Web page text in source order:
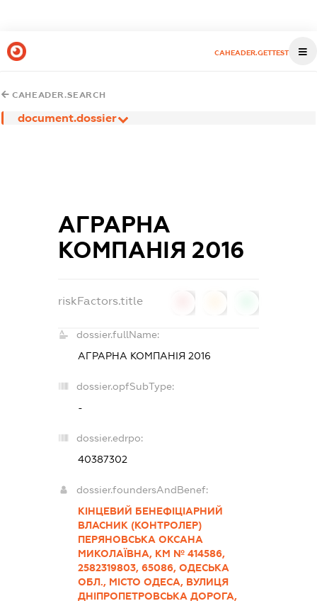
CAHEADER.GETTEST
CAHEADER.SEARCH
document.dossier
АГРАРНА
КОМПАНІЯ 2016
riskFactors.title
dossier.fullName:
АГРАРНА КОМПАНІЯ 2016
dossier.opfSubType:
-
dossier.edrpo:
40387302
dossier.foundersAndBenef:
КІНЦЕВИЙ БЕНЕФІЦІАРНИЙ
ВЛАСНИК (КОНТРОЛЕР)
ПЕРЯНОВСЬКА ОКСАНА
МИКОЛАЇВНА, КМ № 414586,
2582319803, 65086, ОДЕСЬКА
ОБЛ., МІСТО ОДЕСА, ВУЛИЦЯ
ДНІПРОПЕТРОВСЬКА ДОРОГА,